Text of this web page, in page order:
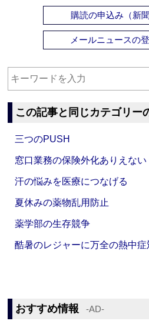
購読の申込み（新
メールニュースの
この記事と同じカテゴリー
三つのPUSH
窓口業務の保険外化ありえない
汗の悩みを医療につなげる
夏休みの薬物乱用防止
薬学部の生存競争
酷暑のレジャーに万全の熱中症
おすすめ情報 ‐AD‐